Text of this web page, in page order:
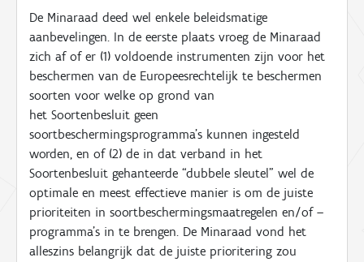
De Minaraad deed wel enkele beleidsmatige
aanbevelingen. In de eerste plaats vroeg de Minaraad
zich af of er (1) voldoende instrumenten zijn voor het
beschermen van de Europeesrechtelijk te beschermen
soorten voor welke op grond van
het Soortenbesluit geen
soortbeschermingsprogramma’s kunnen ingesteld
worden, en of (2) de in dat verband in het
Soortenbesluit gehanteerde “dubbele sleutel” wel de
optimale en meest effectieve manier is om de juiste
prioriteiten in soortbeschermingsmaatregelen en/of –
programma’s in te brengen. De Minaraad vond het
alleszins belangrijk dat de juiste prioritering zou